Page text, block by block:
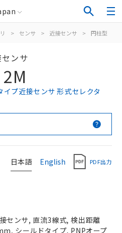
> センサ > 近接センサ > 円柱型
ンサ
プ近接センサ 形式セレクタ
日本語 English PDF出力
センサ, 直流3線式, 検出距離
シールドタイプ, PNPオープ